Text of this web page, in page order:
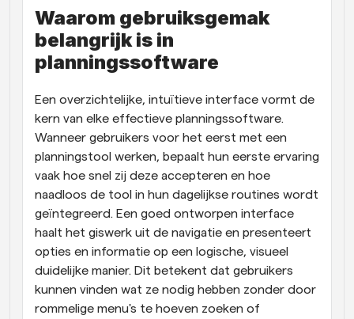
Waarom gebruiksgemak
belangrijk is in
planningssoftware
Een overzichtelijke, intuïtieve interface vormt de
kern van elke effectieve planningssoftware.
Wanneer gebruikers voor het eerst met een
planningstool werken, bepaalt hun eerste ervaring
vaak hoe snel zij deze accepteren en hoe
naadloos de tool in hun dagelijkse routines wordt
geïntegreerd. Een goed ontworpen interface
haalt het giswerk uit de navigatie en presenteert
opties en informatie op een logische, visueel
duidelijke manier. Dit betekent dat gebruikers
kunnen vinden wat ze nodig hebben zonder door
rommelige menu's te hoeven zoeken of